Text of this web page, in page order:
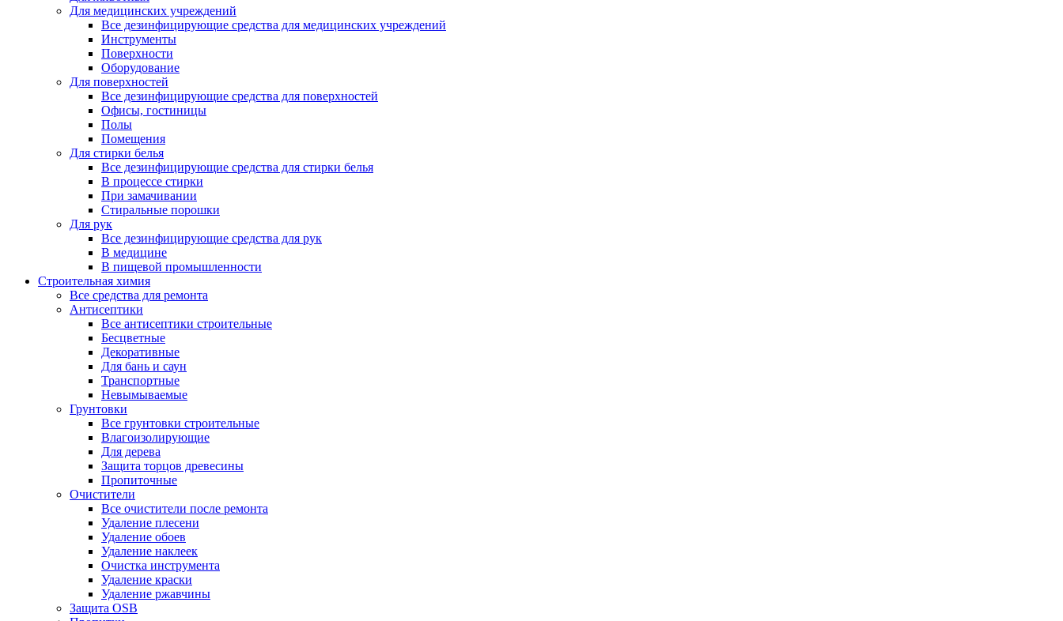
Для медицинских учреждений
Все дезинфицирующие средства для медицинских учреждений
Инструменты
Поверхности
Оборудование
Для поверхностей
Все дезинфицирующие средства для поверхностей
Офисы, гостиницы
Полы
Помещения
Для стирки белья
Все дезинфицирующие средства для стирки белья
В процессе стирки
При замачивании
Стиральные порошки
Для рук
Все дезинфицирующие средства для рук
В медицине
В пищевой промышленности
Строительная химия
Все средства для ремонта
Антисептики
Все антисептики строительные
Бесцветные
Декоративные
Для бань и саун
Транспортные
Невымываемые
Грунтовки
Все грунтовки строительные
Влагоизолирующие
Для дерева
Защита торцов древесины
Пропиточные
Очистители
Все очистители после ремонта
Удаление плесени
Удаление обоев
Удаление наклеек
Очистка инструмента
Удаление краски
Удаление ржавчины
Защита OSB